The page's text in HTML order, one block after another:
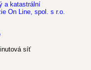
a katastrální
On Line, spol. s r.o.
síť